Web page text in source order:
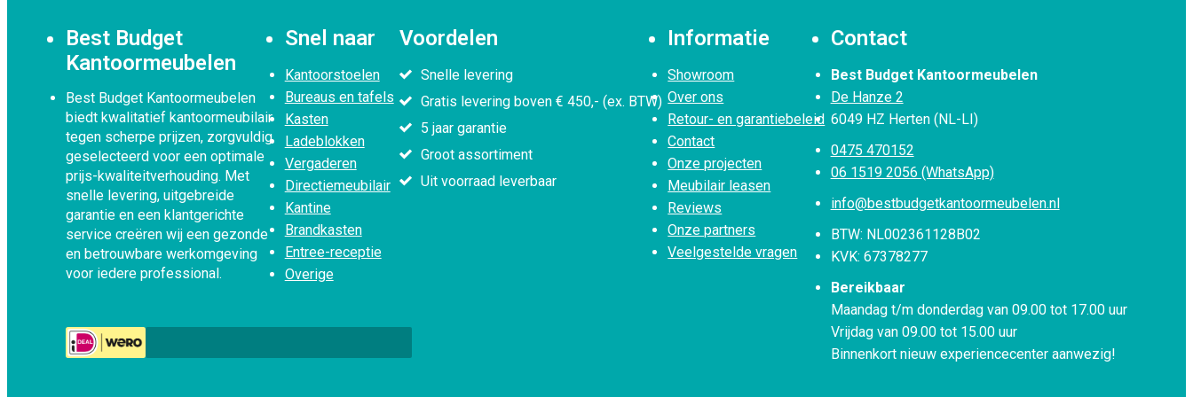
Best Budget
Kantoormeubelen
Best Budget Kantoormeubelen
biedt kwalitatief kantoormeubilair
tegen scherpe prijzen, zorgvuldig
geselecteerd voor een optimale
prijs-kwaliteitverhouding. Met
snelle levering, uitgebreide
garantie en een klantgerichte
service creëren wij een gezonde
en betrouwbare werkomgeving
voor iedere professional.
Snel naar
Kantoorstoelen
Bureaus en tafels
Kasten
Ladeblokken
Vergaderen
Directiemeubilair
Kantine
Brandkasten
Entree-receptie
Overige
Voordelen
Snelle levering
Gratis levering boven € 450,- (ex. BTW)
5 jaar garantie
Groot assortiment
Uit voorraad leverbaar
Informatie
Showroom
Over ons
Retour- en garantiebeleid
Contact
Onze projecten
Meubilair leasen
Reviews
Onze partners
Veelgestelde vragen
Contact
Best Budget Kantoormeubelen
De Hanze 2
6049 HZ Herten (NL-LI)
0475 470152
06 1519 2056 (WhatsApp)
info@bestbudgetkantoormeubelen.nl
BTW: NL002361128B02
KVK: 67378277
Bereikbaar
Maandag t/m donderdag van 09.00 tot 17.00 uur
Vrijdag van 09.00 tot 15.00 uur
Binnenkort nieuw experiencecenter aanwezig!